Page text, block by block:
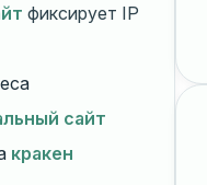
фиксирует IP
сайт
кракен